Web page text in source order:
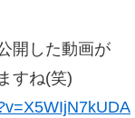
開した動画が
すね(笑)